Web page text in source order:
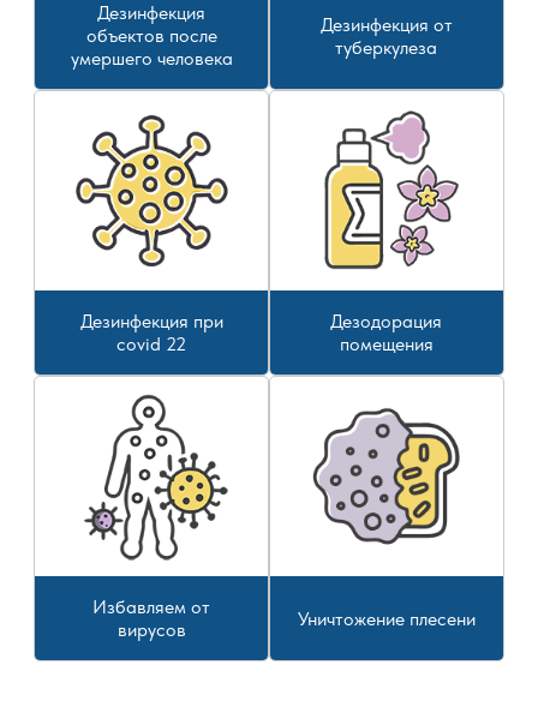
Дезинфекция
объектов после
умершего человека
Дезинфекция от
туберкулеза
Дезинфекция при
covid 22
Дезодорация
помещения
Избавляем от
вирусов
Уничтожение плесени